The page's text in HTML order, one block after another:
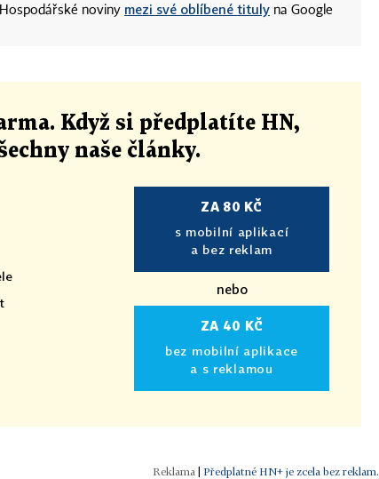
noviny mezi své oblíbené tituly na Google
Když si předplatíte HN,
naše články.
ZA 80 KČ
s mobilní aplikací
a bez reklam
nebo
ZA 40 KČ
bez mobilní aplikace
a s reklamou
Předplatné HN+ je zcela bez reklam.